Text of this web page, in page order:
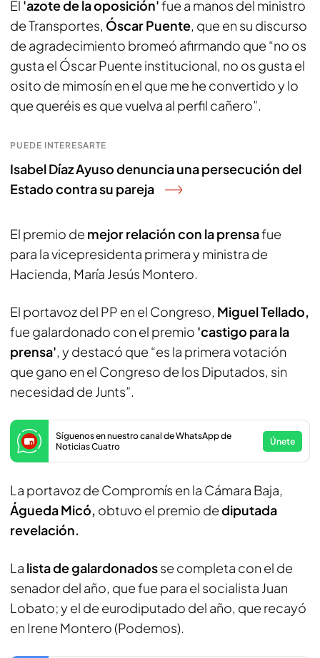
El 'azote de la oposición'fue a manos del ministro
de Transportes, Óscar Puente, que en su discurso
de agradecimiento bromeó afirmando que “no os
gusta el Óscar Puente institucional, no os gusta el
osito de mimosín en el que me he convertido y lo
que queréis es que vuelva al perfil cañero”.
PUEDE INTERESARTE
Isabel Díaz Ayuso denuncia una persecución del
Estado contra su pareja
El premio de mejor relación con la prensafue
para la vicepresidenta primera y ministra de
Hacienda, María Jesús Montero.
El portavoz del PP en el Congreso, Miguel Tellado,
fue galardonado con el premio 'castigo para la
prensa', y destacó que “es la primera votación
que gano en el Congreso de los Diputados, sin
necesidad de Junts”.
Síguenos en nuestro canal de WhatsApp de
Noticias Cuatro
Únete
La portavoz de Compromís en la Cámara Baja,
Águeda Micó, obtuvo el premio dediputada
revelación.
La lista de galardonadosse completa con el de
senador del año, que fue para el socialista Juan
Lobato; y el de eurodiputado del año, que recayó
en Irene Montero (Podemos).